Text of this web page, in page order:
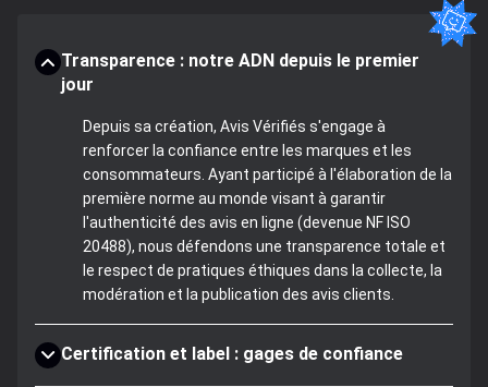
Transparence : notre ADN depuis le premier
jour
Depuis sa création, Avis Vérifiés s'engage à
renforcer la confiance entre les marques et les
consommateurs. Ayant participé à l'élaboration de la
première norme au monde visant à garantir
l'authenticité des avis en ligne (devenue NF ISO
20488), nous défendons une transparence totale et
le respect de pratiques éthiques dans la collecte, la
modération et la publication des avis clients.
Certification et label : gages de confiance